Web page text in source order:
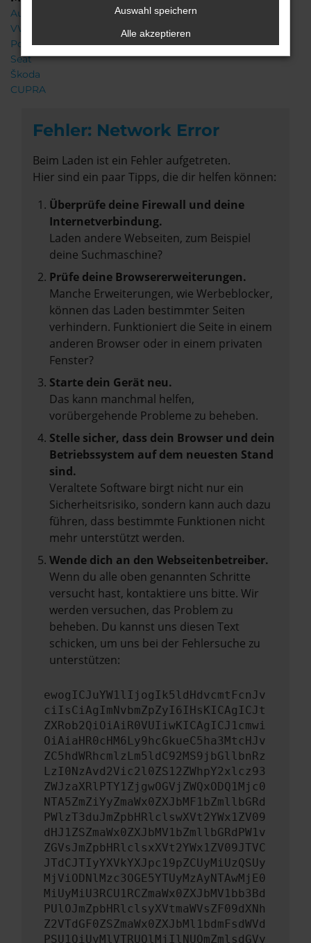
Audi
VW
Porsche
Seat
Škoda
CUPRA
Fehler: Network Error
Beim Laden ist ein Fehler aufgetreten.
Hier sind ein paar Tipps, die dir helfen können:
Überprüfe deine Firewall und deine
Internetverbindung.
Laden andere Webseiten, zum Beispiel
deine Suchmaschine?
Prüfe deine Browsererweiterungen.
Manche Erweiterungen, wie Werbeblocker,
können das Laden bestimmter Seiten
verhindern. Funktioniert die Seite in einem
anderen Browser oder in einem privaten
Fenster?
Starte dein Gerät neu.
Das kann manchmal helfen,
vorübergehende Probleme zu beheben.
Stelle sicher, dass dein Browser und dein
Betriebssystem auf dem neuesten Stand
sind.
Veraltete Software birgt nicht nur ein
Sicherheitsrisiko, sondern kann auch dazu
führen, dass bestimmte Funktionen nicht
mehr unterstützt werden.
Wende dich an den Webseitenbetreiber.
Wenn du alle oben genannten Schritte
versucht hast, kontaktiere uns bitte. Wir
werden versuchen, das Problem zu
beheben. Du kannst uns diesen Text
schicken, um uns bei der Fehlersuche zu
unterstützen:
ewogICJuYW1lIjogIk5ldHdvcmtFcnJv
ciIsCiAgImNvbmZpZyI6IHsKICAgICJt
ZXRob2QiOiAiR0VUIiwKICAgICJ1cmwi
OiAiaHR0cHM6Ly9hcGkueC5ha3MtcHJv
ZC5hdWRhcmlzLm5ldC92MS9jbGllbnRz
LzI0NzAvd2Vic2l0ZS12ZWhpY2xlcz93
ZWJzaXRlPTY1ZjgwOGVjZWQxODQ1Mjc0
NTA5ZmZiYyZmaWx0ZXJbMF1bZmllbGRd
PWlzT3duJmZpbHRlclswXVt2YWx1ZV09
dHJ1ZSZmaWx0ZXJbMV1bZmllbGRdPW1v
ZGVsJmZpbHRlclsxXVt2YWx1ZV09JTVC
JTdCJTIyYXVkYXJpc19pZCUyMiUzQSUy
MjViODNlMzc3OGE5YTUyMzAyNTAwMjE0
MiUyMiU3RCU1RCZmaWx0ZXJbMV1bb3Bd
PUlOJmZpbHRlclsyXVtmaWVsZF09dXNh
Z2VTdGF0ZSZmaWx0ZXJbMl1bdmFsdWVd
PSU1QiUyMlVTRUQlMjIlNUQmZmlsdGVy
Auswahl speichern
Alle akzeptieren